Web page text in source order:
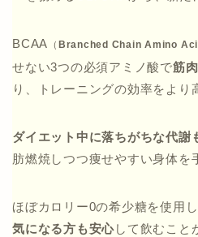
BCAA （ Branched Chain Amino
せない3つの必須アミノ酸で筋
り、トレーニングの効率をより
ダイエット中に落ちがちな代謝
肪燃焼しつつ痩せやすい身体を
ほぼカロリー0の希少糖を使用
気になる方も安心して飲むこと